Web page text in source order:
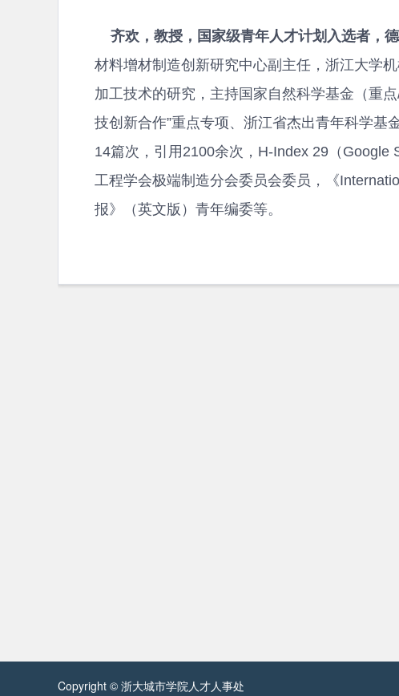
齐欢，教授，国家级青年人才计划入选者，德
材料增材制造创新研究中心副主任，浙江大学
加工技术的研究，主持国家自然科学基金（重
技创新合作”重点专项、浙江省杰出青年科学基
14篇次，引用2100余次，H-Index 29（
工程学会极端制造分会委员会委员，《
报》（英文版）青年编委等。
Copyright © 浙大城市学院人才人事处